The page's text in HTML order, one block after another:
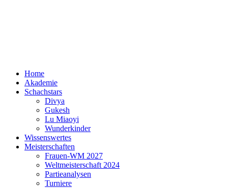
Home
Akademie
Schachstars
Divya
Gukesh
Lu Miaoyi
Wunderkinder
Wissenswertes
Meisterschaften
Frauen-WM 2027
Weltmeisterschaft 2024
Partieanalysen
Turniere